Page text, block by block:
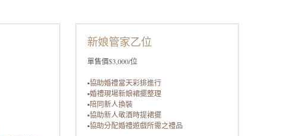
新娘管家乙位
單售價$3,000/位
▪️協助婚禮當天彩排進行
▪️婚禮現場新娘裙擺整理
▪️陪同新人換裝
▪️協助新人敬酒時提裙擺
▪️協助分配婚禮遊戲所需之禮品